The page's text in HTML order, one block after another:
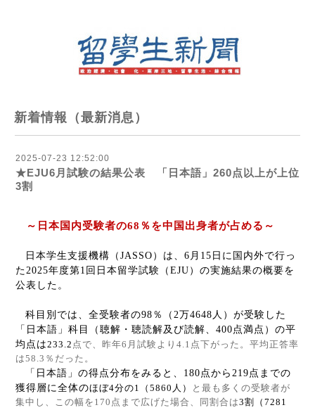
新着情報（最新消息）
2025-07-23 12:52:00
★EJU6月試験の結果公表 「日本語」260点以上が上位
3割
～日本国内受験者の68 ％を中国出身者が占める～
日本学生支援機構（ JASSO ）は、 6 月 15 日に国内外で行っ
た2025年度第1 回日本留学試験（ EJU ）の実施結果の概要を
公表した。
科目別では、全受験者の98 ％（ 2万4648 人）が受験した
「日本語」科目（聴解・聴読解及び読解、 400点満点）の平
均点は233.2 点で、昨年6 月試験より 4.1 点下がった。平均正答率
は58.3 ％だった。
「日本語」の得点分布をみると、 180点から 219点までの
獲得層に全体のほぼ4分の1 （ 5860 人）
と最も多くの受験者が
集中し、この幅を 170 点まで広げた場合、同割合は3割（ 7281